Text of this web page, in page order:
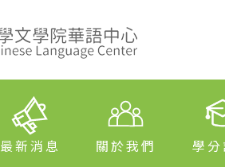
最新消息 關於我們 學分